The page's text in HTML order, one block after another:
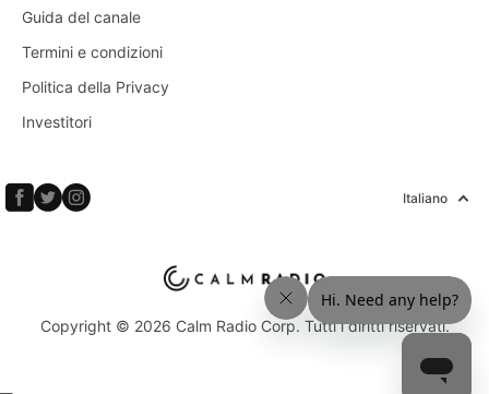
Guida del canale
Termini e condizioni
Politica della Privacy
Investitori
Italiano
Copyright © 2026 Calm Radio Corp. Tutti i diritti riservati.